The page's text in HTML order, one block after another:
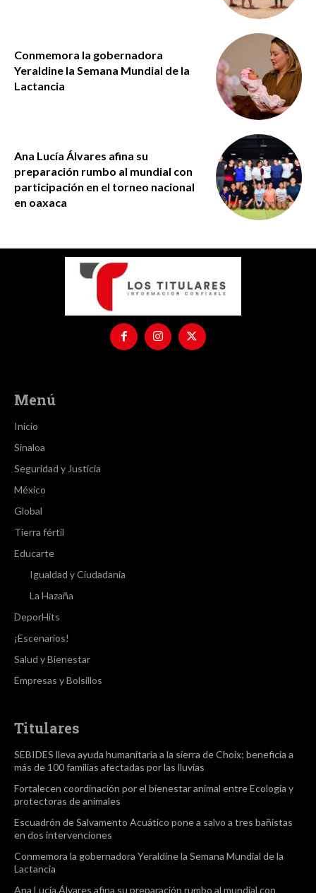
Conmemora la gobernadora
Yeraldine la Semana Mundial de la
Lactancia
Ana Lucía Álvares afina su
preparación rumbo al mundial con
participación en el torneo nacional
en oaxaca
Menú
Inicio
Sinaloa
Seguridad y Justicia
México
Global
Tierra fértil
Educarte
Igualdad y Ciudadanía
La Hazaña
DeporHits
¡Escenarios!
Salud y Bienestar
Empresas y Bolsillos
Titulares
SEBIDES lleva ayuda humanitaria a la sierra de Choix; beneficia a
más de 100 familias afectadas por las lluvias
Fortalecen coordinación por el bienestar animal entre Ecología y
protectoras de animales
Escuadrón de Salvamento Acuático pone a salvo a tres bañistas
en dos intervenciones
Conmemora la gobernadora Yeraldine la Semana Mundial de la
Lactancia
Ana Lucía Álvares afina su preparación rumbo al mundial con